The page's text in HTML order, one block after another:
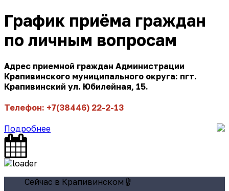
График приёма граждан
по личным вопросам
Адрес приемной граждан Администрации
Крапивинского муниципального округа: пгт.
Крапивинский ул. Юбилейная, 15.
Телефон: +7(38446) 22-2-13
Подробнее
Сейчас в Крапивинском